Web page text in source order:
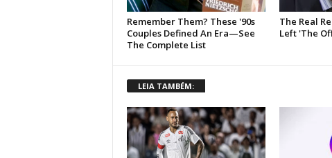
LEIA TAMBÉM: